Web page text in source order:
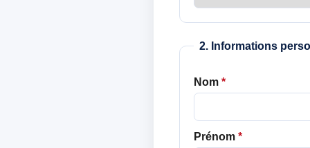
2. Informations
Nom *
Prénom *